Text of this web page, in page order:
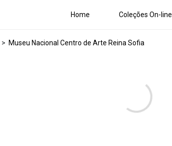
Home Coleções On-line
> Museu Nacional Centro de Arte Reina Sofia